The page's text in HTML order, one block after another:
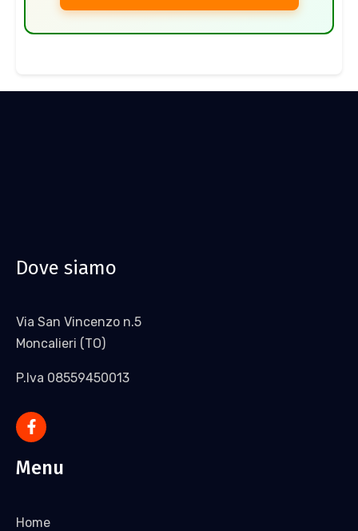
Dove siamo
Via San Vincenzo n.5
Moncalieri (TO)
P.Iva 08559450013
Menu
Home